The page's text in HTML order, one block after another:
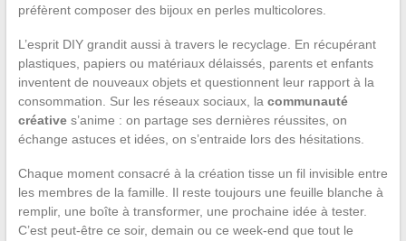
préfèrent composer des bijoux en perles multicolores.
L’esprit DIY grandit aussi à travers le recyclage. En récupérant
plastiques, papiers ou matériaux délaissés, parents et enfants
inventent de nouveaux objets et questionnent leur rapport à la
consommation. Sur les réseaux sociaux, la communauté
créatives’anime : on partage ses dernières réussites, on
échange astuces et idées, on s’entraide lors des hésitations.
Chaque moment consacré à la création tisse un fil invisible entre
les membres de la famille. Il reste toujours une feuille blanche à
remplir, une boîte à transformer, une prochaine idée à tester.
C’est peut-être ce soir, demain ou ce week-end que tout le